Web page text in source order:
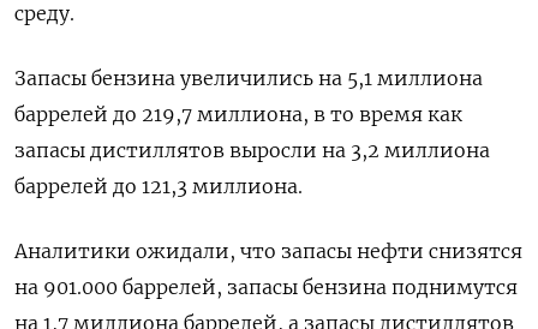
среду.
Запасы бензина увеличились на 5,1 миллиона
баррелей до 219,7 миллиона, в то время как
запасы дистиллятов выросли на 3,2 миллиона
баррелей до 121,3 миллиона.
Аналитики ожидали, что запасы нефти снизятся
на 901.000 баррелей, запасы бензина поднимутся
на 1,7 миллиона баррелей, а запасы дистиллятов